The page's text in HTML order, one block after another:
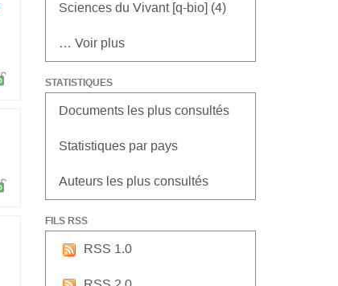
Sciences du Vivant [q-bio] (4)
… Voir plus
STATISTIQUES
Documents les plus consultés
Statistiques par pays
Auteurs les plus consultés
FILS RSS
RSS 1.0